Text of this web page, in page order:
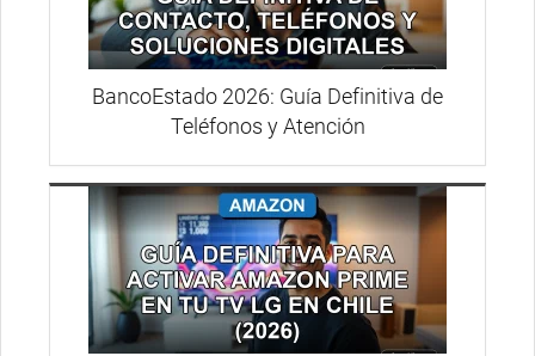
BancoEstado 2026: Guía Definitiva de
Teléfonos y Atención